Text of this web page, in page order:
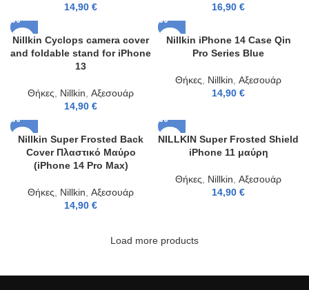
14,90 €
16,90 €
Nillkin Cyclops camera cover
and foldable stand for iPhone
13
Θήκες Nillkin Αξεσουάρ
14,90 €
Nillkin iPhone 14 Case Qin
Pro Series Blue
Θήκες Nillkin Αξεσουάρ
14,90 €
Nillkin Super Frosted Back
Cover Πλαστικό Μαύρο
(iPhone 14 Pro Max)
Θήκες Nillkin Αξεσουάρ
14,90 €
NILLKIN Super Frosted Shield
iPhone 11 μαύρη
Θήκες Nillkin Αξεσουάρ
14,90 €
Load more products